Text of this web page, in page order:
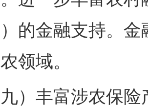
的金融支持。金
领域。
丰富涉农保险